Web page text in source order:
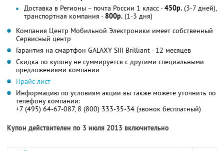
Доставка в Регионы – почта России 1 класс -450р. (3-7 дней),
транспортная компания - 800р. (1-3 дня)
Компания Центр Мобильной Электроники имеет собственный
Сервисный центр
Гарантия на смартфон GALAXY SIII Brilliant - 12 месяцев
Скидка по купону не суммируется с другими специальными
предложениями компании
Прайс-лист
Информацию по условиям акции вы также можете уточнить по
телефону компании:
+7 (495) 64-67-087, 8 (800) 333-35-34 (звонок бесплатный)
Купон действителен по 3 июля 2013 включительно